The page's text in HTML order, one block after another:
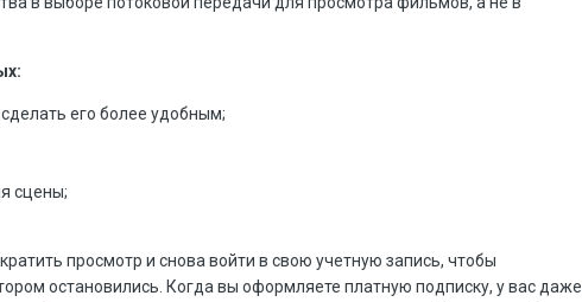
его более удобным;
сцены;
просмотр и снова войти в свою учетную запись, чтобы
остановились. Когда вы оформляете платную подписку, у вас даже